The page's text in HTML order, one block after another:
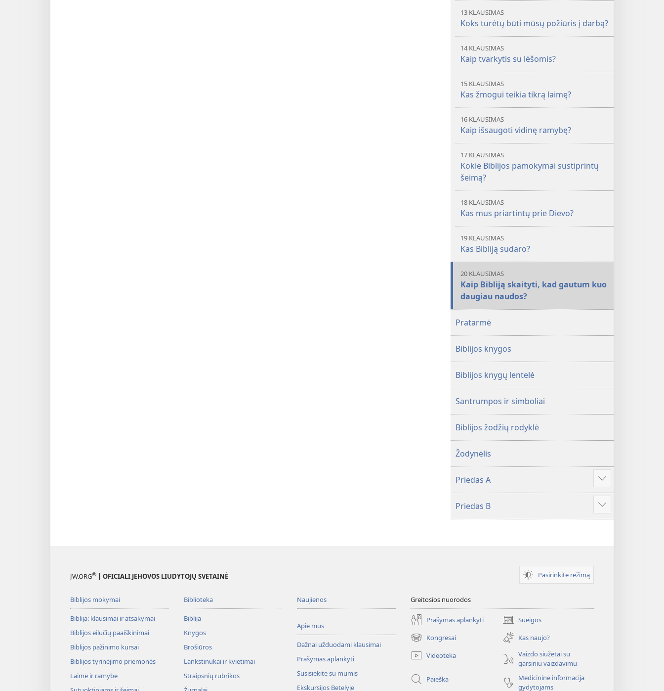
13 KLAUSIMAS
Koks turėtų būti mūsų požiūris į darbą?
14 KLAUSIMAS
Kaip tvarkytis su lėšomis?
15 KLAUSIMAS
Kas žmogui teikia tikrą laimę?
16 KLAUSIMAS
Kaip išsaugoti vidinę ramybę?
17 KLAUSIMAS
Kokie Biblijos pamokymai sustiprintų
šeimą?
18 KLAUSIMAS
Kas mus priartintų prie Dievo?
19 KLAUSIMAS
Kas Bibliją sudaro?
20 KLAUSIMAS
Kaip Bibliją skaityti, kad gautum kuo
daugiau naudos?
Pratarmė
Biblijos knygos
Biblijos knygų lentelė
Santrumpos ir simboliai
Biblijos žodžių rodyklė
Žodynėlis
Priedas A
Rodyti
daugiau
Priedas B
Rodyti
daugiau
JW.ORG® | OFICIALI JEHOVOS LIUDYTOJŲ SVETAINĖ Pasirinkite režimą
Biblijos mokymai
Biblija: klausimai ir atsakymai
Biblijos eilučių paaiškinimai
Biblijos pažinimo kursai
Biblijos tyrinėjimo priemonės
Laimė ir ramybė
Biblioteka
Biblija
Knygos
Brošiūros
Lankstinukai ir kvietimai
Straipsnių rubrikos
Naujienos
Apie mus
Dažnai užduodami klausimai
Prašymas aplankyti
Susisiekite su mumis
Ekskursijos Betelyje
Greitosios nuorodos
Prašymas aplankyti Sueigos
(atsiveria
naujas
langas)
Kongresai
(atsiveria
naujas
langas)
Kas naujo?
Videoteka
Vaizdo siužetai su
garsiniu vaizdavimu
Paieška
Medicininė informacija
gydytojams